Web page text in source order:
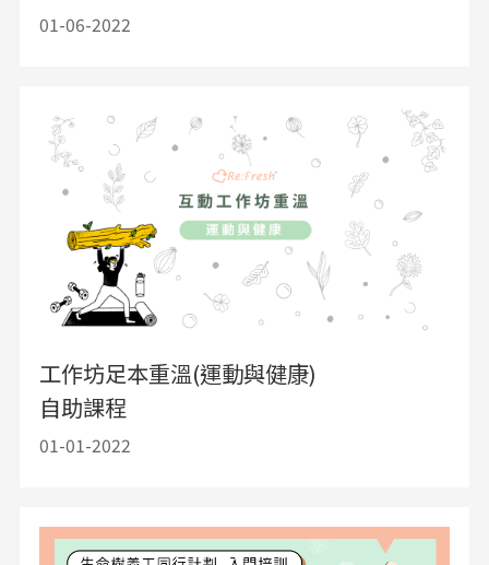
01-06-2022
工作坊足本重溫(運動與健康)
自助課程
01-01-2022